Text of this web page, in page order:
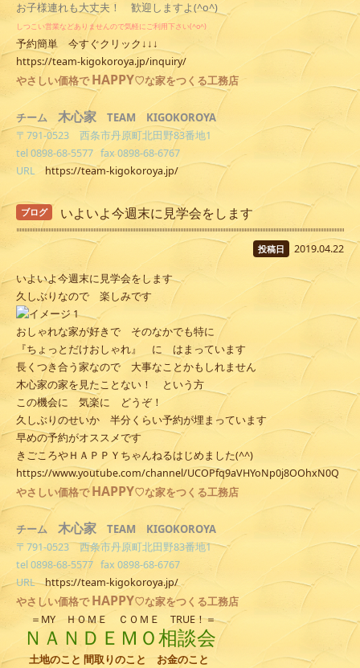
お子様連れも大丈夫！ 歓迎しますよ(^o^)
しつこい営業などありませんので気軽にご利用下さい(^o^)
予約簡単 今すぐクリック↓↓↓
https://team-kigokoroya.jp/inquiry/
やさしい価格でHAPPY♡な家をつくる工務店
チーム 木心家 TEAM KIGOKOROYA
〒791-0523 西条市丹原町北田野83番地1
tel 0898-68-5577 fax 0898-68-6767
URLhttps://team-kigokoroya.jp/
ブログ いよいよ今週末に見学会をします
投稿日 2019.04.22
いよいよ今週末に見学会をします
久しぶりなので 楽しみです
おしゃれな家が好きで そのなかでも特に
『ちょっとだけおしゃれ』 に はまっています
長くつき合う家なので 大事なことかもしれません
木心家の家を見たことない！ という方
この機会に 気楽に どうぞ！
久しぶりのせいか 半分くらい予約が埋まっています
早めの予約がオススメです
きごころやＨＡＰＰＹちゃんねるはじめました(^^)
https://www.youtube.com/channel/UCOPfq9aVHYoNp0j8OOhxN0Q
やさしい価格でHAPPY♡な家をつくる工務店
チーム 木心家 TEAM KIGOKOROYA
〒791-0523 西条市丹原町北田野83番地1
tel 0898-68-5577 fax 0898-68-6767
URLhttps://team-kigokoroya.jp/
やさしい価格でHAPPY♡な家をつくる工務店
＝MY ＨＯＭＥ ＣＯＭＥ TRUE！＝
ＮＡＮＤＥＭＯ相談会
土地のこと 間取りのこと お金のこと